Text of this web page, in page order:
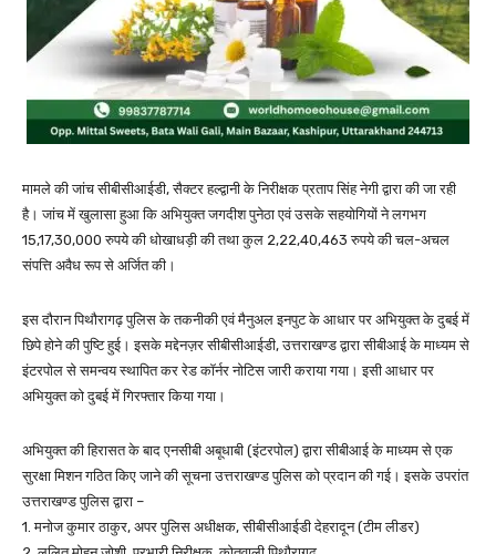
मामले की जांच सीबीसीआईडी, सैक्टर हल्द्वानी के निरीक्षक प्रताप सिंह नेगी द्वारा की जा रही
है। जांच में खुलासा हुआ कि अभियुक्त जगदीश पुनेठा एवं उसके सहयोगियों ने लगभग
15,17,30,000 रुपये की धोखाधड़ी की तथा कुल 2,22,40,463 रुपये की चल-अचल
संपत्ति अवैध रूप से अर्जित की।
इस दौरान पिथौरागढ़ पुलिस के तकनीकी एवं मैनुअल इनपुट के आधार पर अभियुक्त के दुबई में
छिपे होने की पुष्टि हुई। इसके मद्देनज़र सीबीसीआईडी, उत्तराखण्ड द्वारा सीबीआई के माध्यम से
इंटरपोल से समन्वय स्थापित कर रेड कॉर्नर नोटिस जारी कराया गया। इसी आधार पर
अभियुक्त को दुबई में गिरफ्तार किया गया।
अभियुक्त की हिरासत के बाद एनसीबी अबूधाबी (इंटरपोल) द्वारा सीबीआई के माध्यम से एक
सुरक्षा मिशन गठित किए जाने की सूचना उत्तराखण्ड पुलिस को प्रदान की गई। इसके उपरांत
उत्तराखण्ड पुलिस द्वारा –
1. मनोज कुमार ठाकुर, अपर पुलिस अधीक्षक, सीबीसीआईडी देहरादून (टीम लीडर)